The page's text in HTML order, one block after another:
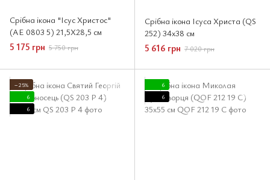
Срібна ікона "Ісус Христос"
(AE 0803 5) 21,5X28,5 см
5 175 грн 5 750 грн
Срібна ікона Ісуса Христа (QS
252) 34x38 см
5 616 грн 7 020 грн
−25%
6
6
6
6